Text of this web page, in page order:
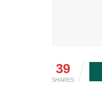
39
SHARES